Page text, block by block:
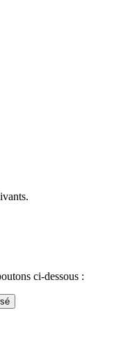
ci-dessous :